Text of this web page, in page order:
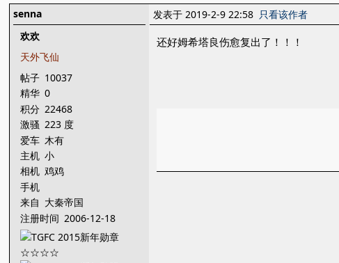
senna
欢欢
天外飞仙
帖子 10037
精华 0
积分 22468
激骚 223 度
爱车 木有
主机 小
相机 鸡鸡
手机
来自 大秦帝国
注册时间 2006-12-18
发表于 2019-2-9 22:58 只看该作者
还好姆希塔良伤愈复出了！！！